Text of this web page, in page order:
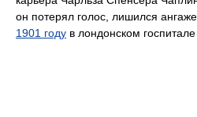
он потерял голос, лишился
1901 году в лондонском